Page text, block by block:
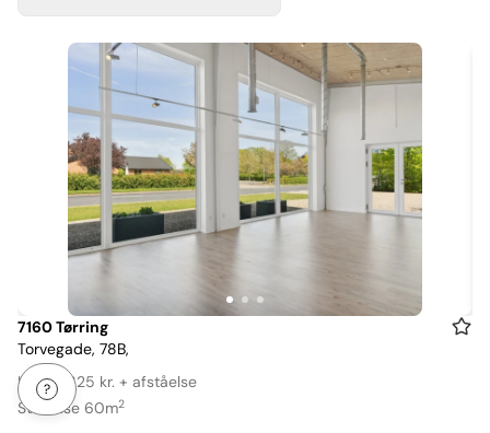
Item
1
of
3
7160 Tørring
Torvegade, 78B,
Leje: 5.625 kr. + afståelse
Størrelse 60m2